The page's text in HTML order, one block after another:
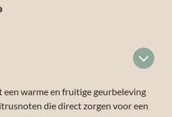
een warme en fruitige geurbeleving
die direct zorgen voor een